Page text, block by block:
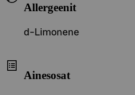
Allergeenit
d-Limonene
Ainesosat